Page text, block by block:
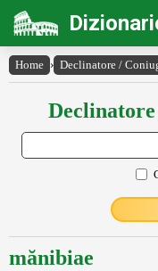
Home › Declinatore /
mănibiae